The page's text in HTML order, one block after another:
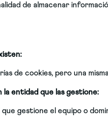
de almacenar
de cookies, pero una
la entidad que las gestione:
gestione el equipo o